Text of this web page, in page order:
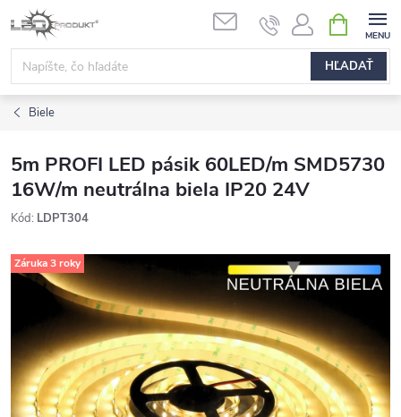
Prejsť
na
obsah
HĽADAŤ
KOŠÍK
Biele
5m PROFI LED pásik 60LED/m SMD5730
16W/m neutrálna biela IP20 24V
Kód: LDPT304
Záruka 3 roky